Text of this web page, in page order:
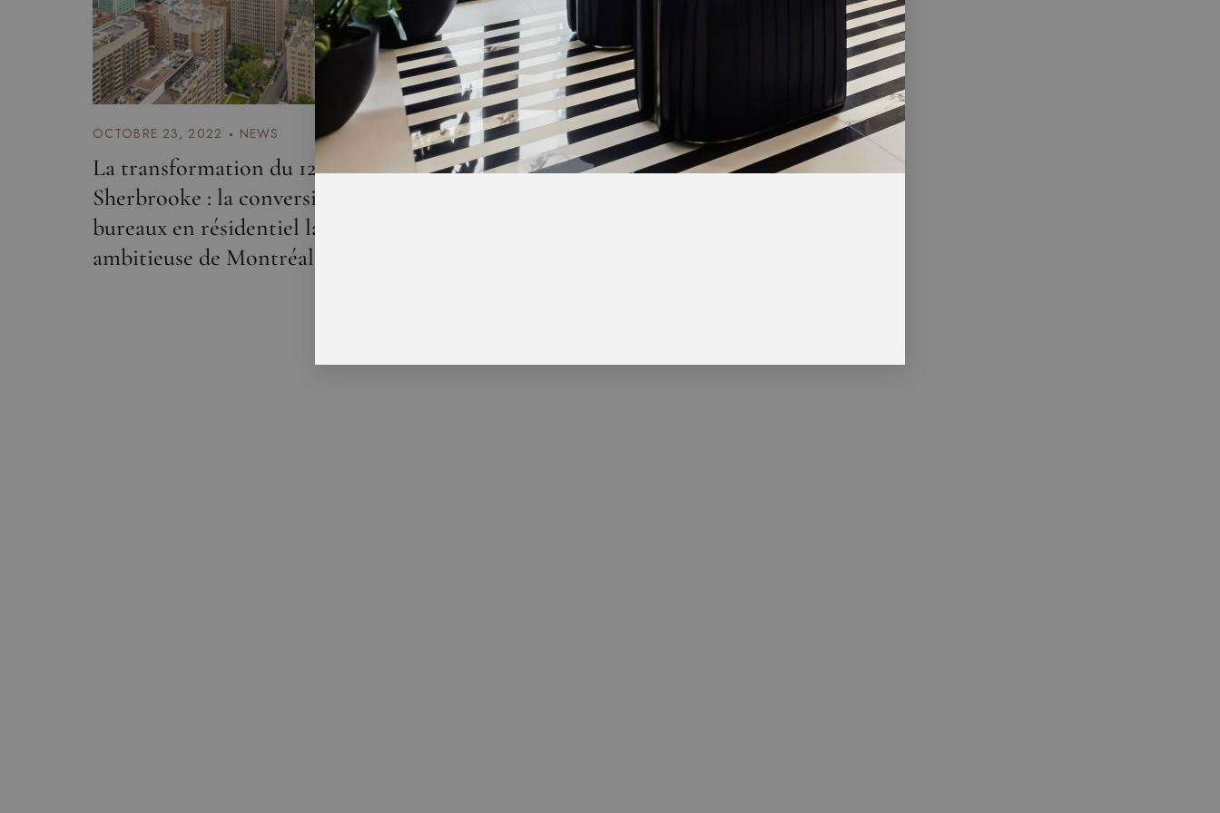
OCTOBRE 23, 2022 NEWS
La transformation du 1245
Sherbrooke : la conversion de
bureaux en résidentiel la plus
ambitieuse de Montréal